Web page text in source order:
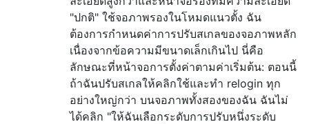
"ปกติ" ใช้จอภาพรองในโหมดแนวตั้ง ฉัน
ต้องการกำหนดค่าการปรับสเกลของจอภาพหลัก
เนื่องจากข้อความมีขนาดเล็กเกินไป นี่คือ
ลักษณะที่หน้าจอการตั้งค่าตามค่าเริ่มต้น: ตอนนี้
ถ้าฉันปรับสเกลให้คลิกใช้และทำ relogin ทุก
อย่างใหญ่กว่า บนจอภาพทั้งสองของฉัน ฉันไม่
ได้คลิก "ให้ฉันเลือกระดับการปรับหนึ่งระดับ